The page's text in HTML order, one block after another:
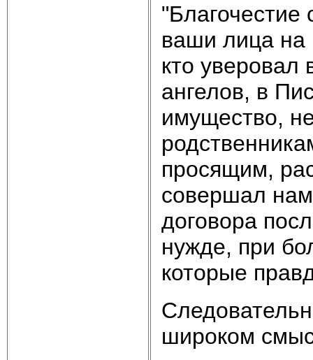
ваши лица на
кто
ангелов, в
имущество,
просящим,
совершал
договора
нужде, при
которые
широком